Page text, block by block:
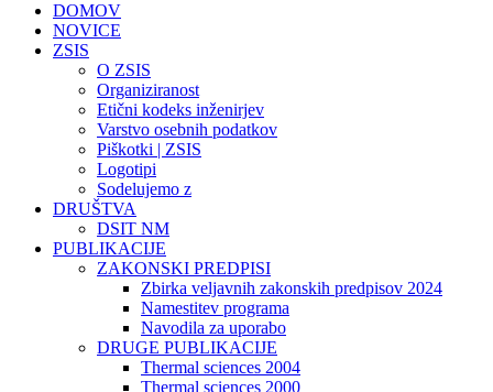
DOMOV
NOVICE
ZSIS
O ZSIS
Organiziranost
Etični kodeks inženirjev
Varstvo osebnih podatkov
Piškotki | ZSIS
Logotipi
Sodelujemo z
DRUŠTVA
DSIT NM
PUBLIKACIJE
ZAKONSKI PREDPISI
Zbirka veljavnih zakonskih predpisov 2024
Namestitev programa
Navodila za uporabo
DRUGE PUBLIKACIJE
Thermal sciences 2004
Thermal sciences 2000